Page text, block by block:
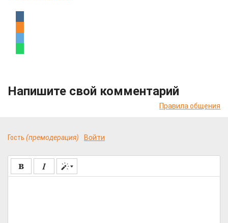
Напишите свой комментарий
Правила общения
Гость (премодерация) Войти